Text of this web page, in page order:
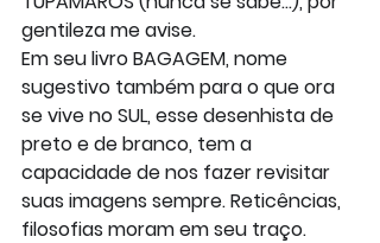
gentileza me avise.
Em seu livro BAGAGEM, nome
sugestivo também para o que ora
se vive no SUL, esse desenhista de
preto e de branco, tem a
capacidade de nos fazer revisitar
suas imagens sempre. Reticências,
filosofias moram em seu traço.